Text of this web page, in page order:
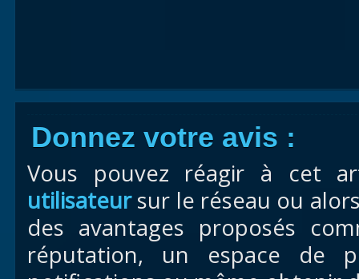
Donnez votre avis :
Vous pouvez réagir à cet
utilisateursur le réseau ou
des avantages proposés
réputation, un espace de